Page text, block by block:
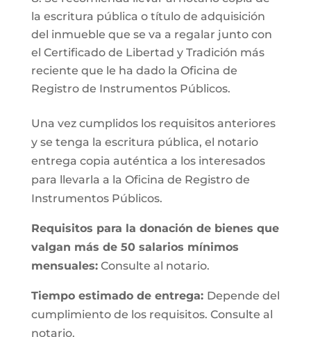
la escritura pública o título de adquisición
del inmueble que se va a regalar junto con
el Certificado de Libertad y Tradición más
reciente que le ha dado la Oficina de
Registro de Instrumentos Públicos.
Una vez cumplidos los requisitos anteriores
y se tenga la escritura pública, el notario
entrega copia auténtica a los interesados
para llevarla a la Oficina de Registro de
Instrumentos Públicos.
Requisitos para la donación de bienes que
valgan más de 50 salarios mínimos
mensuales:Consulte al notario.
Tiempo estimado de entrega: Depende del
cumplimiento de los requisitos. Consulte al
notario.